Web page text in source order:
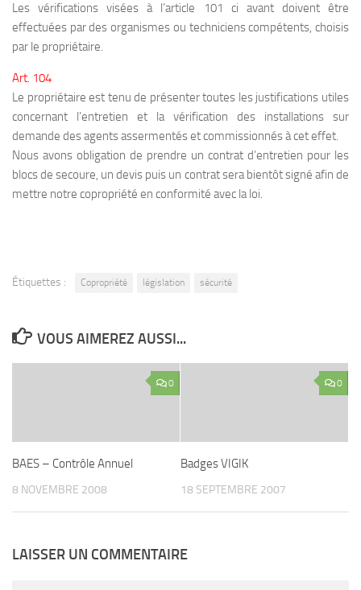
Les vérifications visées à l’article 101 ci avant doivent être
effectuées par des organismes ou techniciens compétents, choisis
par le propriétaire.
Art. 104
Le propriétaire est tenu de présenter toutes les justifications utiles
concernant l’entretien et la vérification des installations sur
demande des agents assermentés et commissionnés à cet effet.
Nous avons obligation de prendre un contrat d’entretien pour les
blocs de secoure, un devis puis un contrat sera bientôt signé afin de
mettre notre copropriété en conformité avec la loi.
Étiquettes : Copropriété législation sécurité
VOUS AIMEREZ AUSSI...
0
BAES – Contrôle Annuel
8 NOVEMBRE 2008
0
Badges VIGIK
18 SEPTEMBRE 2007
LAISSER UN COMMENTAIRE